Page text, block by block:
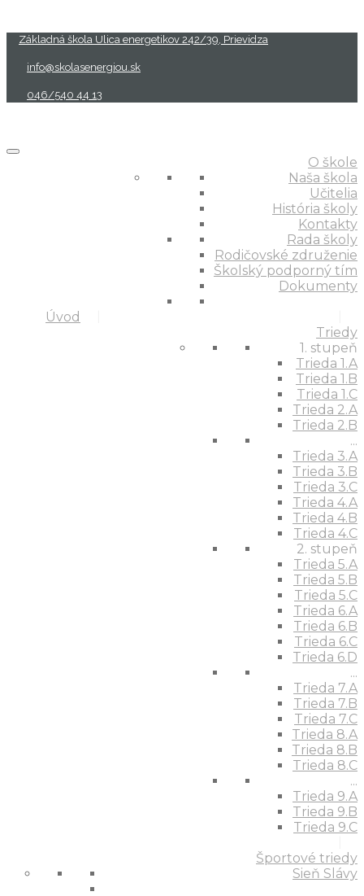
Základná škola Ulica energetikov 242/39, Prievidza
info@skolasenergiou.sk
046/540 44 13
Úvod
O škole
Naša škola
Učitelia
História školy
Kontakty
Rada školy
Rodičovské združenie
Školský podporný tím
Dokumenty
Triedy
1. stupeň
Trieda 1.A
Trieda 1.B
Trieda 1.C
Trieda 2.A
Trieda 2.B
...
Trieda 3.A
Trieda 3.B
Trieda 3.C
Trieda 4.A
Trieda 4.B
Trieda 4.C
2. stupeň
Trieda 5.A
Trieda 5.B
Trieda 5.C
Trieda 6.A
Trieda 6.B
Trieda 6.C
Trieda 6.D
...
Trieda 7.A
Trieda 7.B
Trieda 7.C
Trieda 8.A
Trieda 8.B
Trieda 8.C
...
Trieda 9.A
Trieda 9.B
Trieda 9.C
Športové triedy
Sieň Slávy